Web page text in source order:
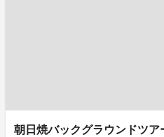
朝日焼バックグラウンドツア